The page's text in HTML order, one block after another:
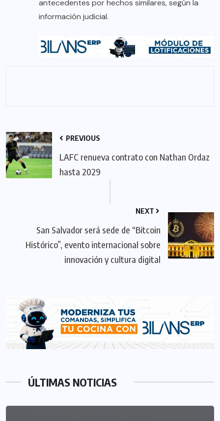
antecedentes por hechos similares, según la
información judicial.
PREVIOUS
LAFC renueva contrato con Nathan Ordaz
hasta 2029
NEXT
San Salvador será sede de “Bitcoin
Histórico”, evento internacional sobre
innovación y cultura digital
ÚLTIMAS NOTICIAS